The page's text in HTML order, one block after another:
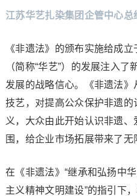
江苏华艺扎染集团企管中心
《非遗法》的颁布实施给成
（简称“华艺”）的发展注入
发展的战略信心。《非遗法
技艺，对提高公众保护非遗
义，大众由此开始认识非遗、
围，给企业市场拓展带来了无
在《非遗法》“继承和弘扬中
主义精神文明建设”的指引下